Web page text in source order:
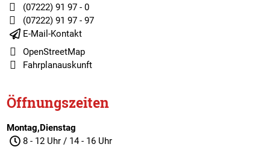
(07222) 91 97 - 0
(07222) 91 97 - 97
E-Mail-Kontakt
OpenStreetMap
Fahrplanauskunft
Öffnungszeiten
Montag,Dienstag
8 - 12 Uhr / 14 - 16 Uhr